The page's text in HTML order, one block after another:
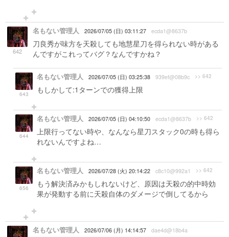
642
名もない管理人 2026/07/05 (日) 03:11:27 ecda1@8637b
刀良秀が味方を天殺しても地慧星刀を得られない時がある
んですがこれってバグ？なんですかね？
643
名もない管理人 2026/07/05 (日) 03:25:38 939ef@08b9c >> 642
もしかして:1ターンでの獲得上限
644
名もない管理人 2026/07/05 (日) 04:10:50 ecda1@8637b >> 642
上限行ってない時や、なんなら星刀スタック0の時も得ら
れないんですよね…
656
名もない管理人 2026/07/28 (火) 20:14:22 c8c10@992a1 >> 642
もう解決済みかもしれないけど、原因は天殺の的中時効
果が発動する前に天殺自体のダメージで倒してるから
名もない管理人 2026/07/06 (月) 14:14:57 dae4d@18b4a